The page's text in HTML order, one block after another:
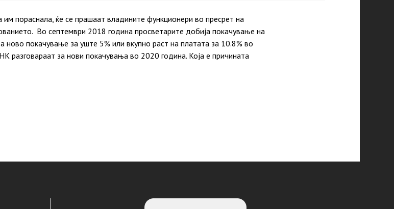
пораснала, ќе се прашаат владините функционери во пресрет на
Во септември 2018 година просветарите добија покачување на
ново покачување за уште 5% или вкупно раст на платата за 10.8% во
разговараат за нови покачувања во 2020 година. Која е причината